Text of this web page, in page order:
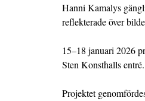
Hanni Kamalys
reflekterade över
15–18 januari 2026
Sten Konsthalls
Projektet